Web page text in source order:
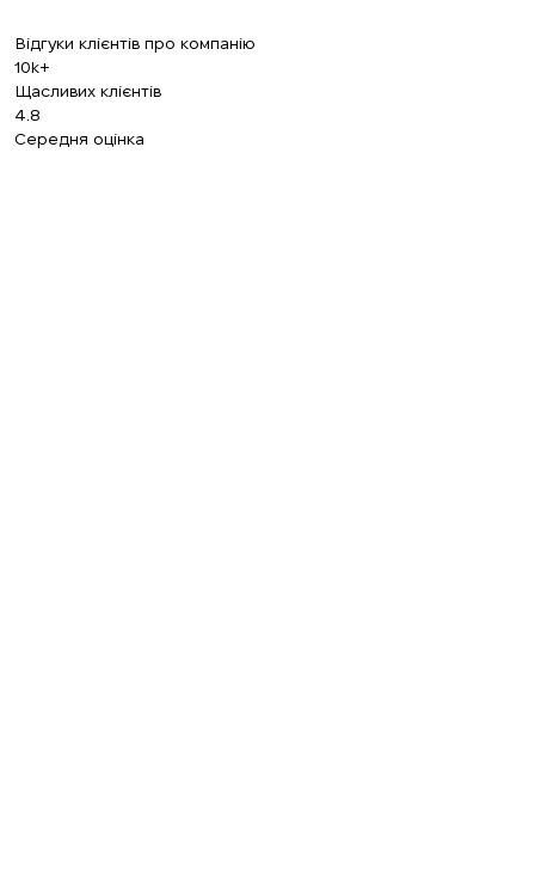
Відгуки клієнтів про компанію
10k+
Щасливих клієнтів
4.8
Середня оцінка